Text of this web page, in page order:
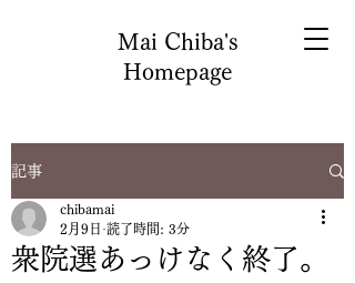
Mai Chiba's
Homepage
記事
衆院選あっけなく終了。
chibamai
2月9日 読了時間: 3分